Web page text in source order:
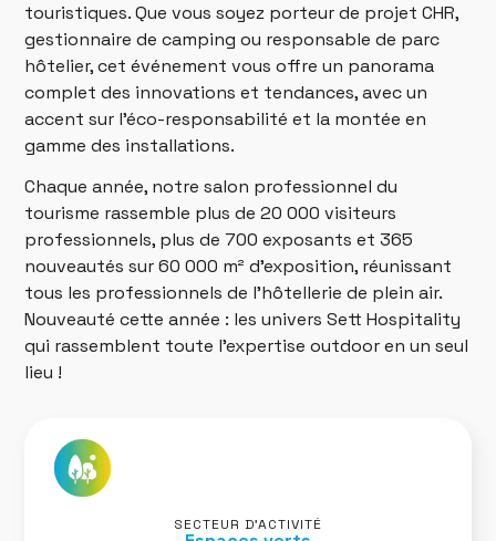
touristiques. Que vous soyez porteur de projet CHR,
gestionnaire de camping ou responsable de parc
hôtelier, cet événement vous offre un panorama
complet des innovations et tendances, avec un
accent sur l’éco-responsabilité et la montée en
gamme des installations.
Chaque année, notre salon professionnel du
tourisme rassemble plus de 20 000 visiteurs
professionnels, plus de 700 exposants et 365
nouveautés sur 60 000 m² d’exposition, réunissant
tous les professionnels de l’hôtellerie de plein air.
Nouveauté cette année : les univers Sett Hospitality
qui rassemblent toute l’expertise outdoor en un seul
lieu !
SECTEUR D’ACTIVITÉ